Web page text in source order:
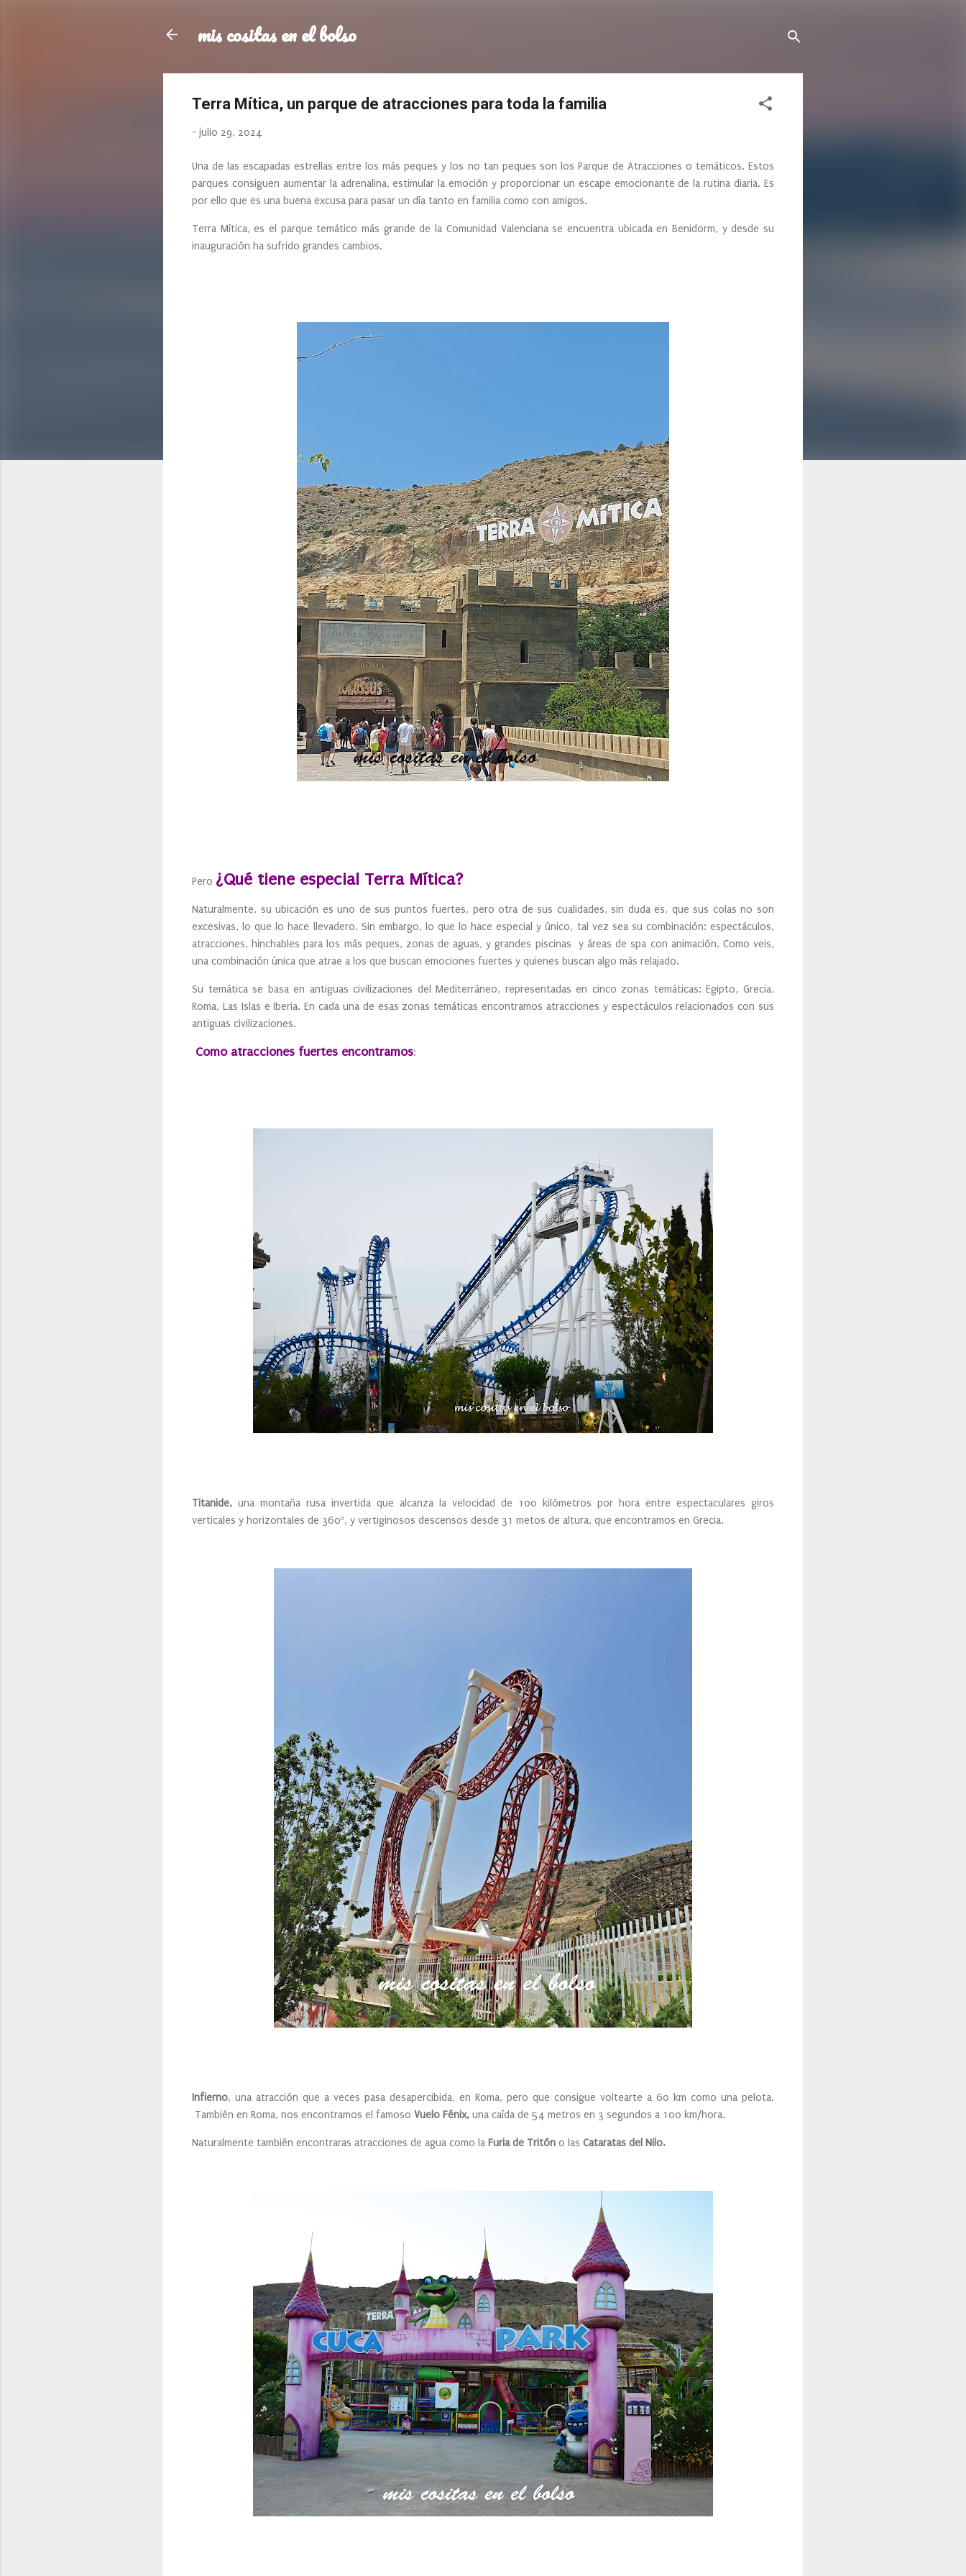
mis cositas en el bolso
Terra Mítica, un parque de atracciones para toda la familia
- julio 29, 2024
Una de las escapadas estrellas entre los más peques y los no tan peques son los Parque de Atracciones o temáticos. Estos
parques consiguen aumentar la adrenalina, estimular la emoción y proporcionar un escape emocionante de la rutina diaria. Es
por ello que es una buena excusa para pasar un día tanto en familia como con amigos.
Terra Mítica, es el parque temático más grande de la Comunidad Valenciana se encuentra ubicada en Benidorm, y desde su
inauguración ha sufrido grandes cambios.
Pero ¿Qué tiene especial Terra Mítica?
Naturalmente, su ubicación es uno de sus puntos fuertes, pero otra de sus cualidades, sin duda es, que sus colas no son
excesivas, lo que lo hace llevadero. Sin embargo, lo que lo hace especial y único, tal vez sea su combinación: espectáculos,
atracciones, hinchables para los más peques, zonas de aguas, y grandes piscinas y áreas de spa con animación. Como veis,
una combinación única que atrae a los que buscan emociones fuertes y quienes buscan algo más relajado.
Su temática se basa en antiguas civilizaciones del Mediterráneo, representadas en cinco zonas temáticas: Egipto, Grecia,
Roma, Las Islas e Iberia. En cada una de esas zonas temáticas encontramos atracciones y espectáculos relacionados con sus
antiguas civilizaciones.
Como atracciones fuertes encontramos:
Titanide, una montaña rusa invertida que alcanza la velocidad de 100 kilómetros por hora entre espectaculares giros
verticales y horizontales de 360º, y vertiginosos descensos desde 31 metos de altura, que encontramos en Grecia.
Infierno, una atracción que a veces pasa desapercibida, en Roma, pero que consigue voltearte a 60 km como una pelota.
También en Roma, nos encontramos el famoso Vuelo Fénix, una caída de 54 metros en 3 segundos a 100 km/hora.
Naturalmente también encontraras atracciones de agua como la Furia de Tritón o las Cataratas del Nilo.